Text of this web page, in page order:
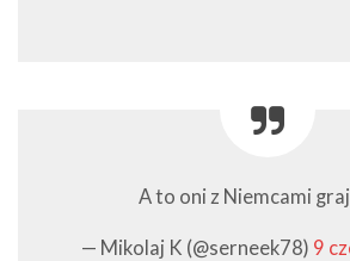
A to oni z Niemcami
— Mikolaj K (@serneek78) 9